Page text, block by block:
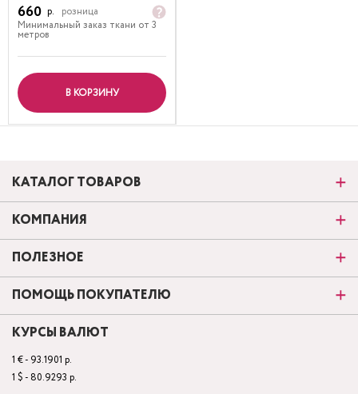
660 р.
розница
Минимальный заказ ткани от 3
метров
В КОРЗИНУ
КАТАЛОГ ТОВАРОВ
КОМПАНИЯ
ПОЛЕЗНОЕ
ПОМОЩЬ ПОКУПАТЕЛЮ
КУРСЫ ВАЛЮТ
1 € - 93.1901 р.
1 $ - 80.9293 р.